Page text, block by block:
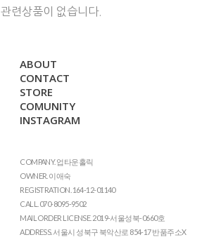
관련상품이 없습니다.
ABOUT
CONTACT
STORE
COMUNITY
INSTAGRAM
COMPANY. 업타운홀릭
OWNER. 이애숙
REGISTRATION. 164-12-01140
CALL. 070-8095-9502
MAIL ORDER LICENSE. 2019-서울성북-0660호
ADDRESS. 서울시 성북구 북악산로 854-17 반품주소X